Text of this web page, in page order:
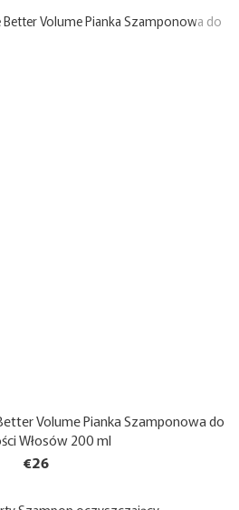
Volume Pianka Szamponowa do
Włosów 200 ml
€26